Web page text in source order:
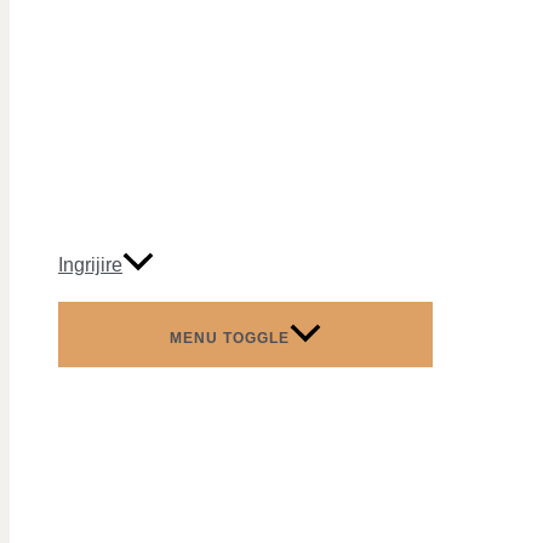
Ingrijire
MENU TOGGLE